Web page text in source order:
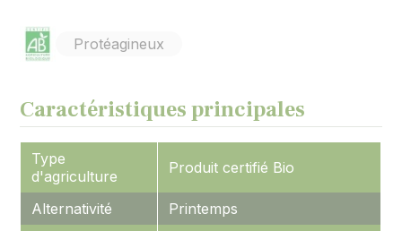
Protéagineux
Caractéristiques principales
Type
d'agriculture
Produit certifié Bio
Alternativité
Printemps